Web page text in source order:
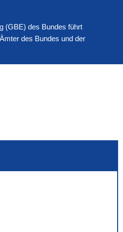
h
l
(GBE) des Bundes führt
des Bundes und der